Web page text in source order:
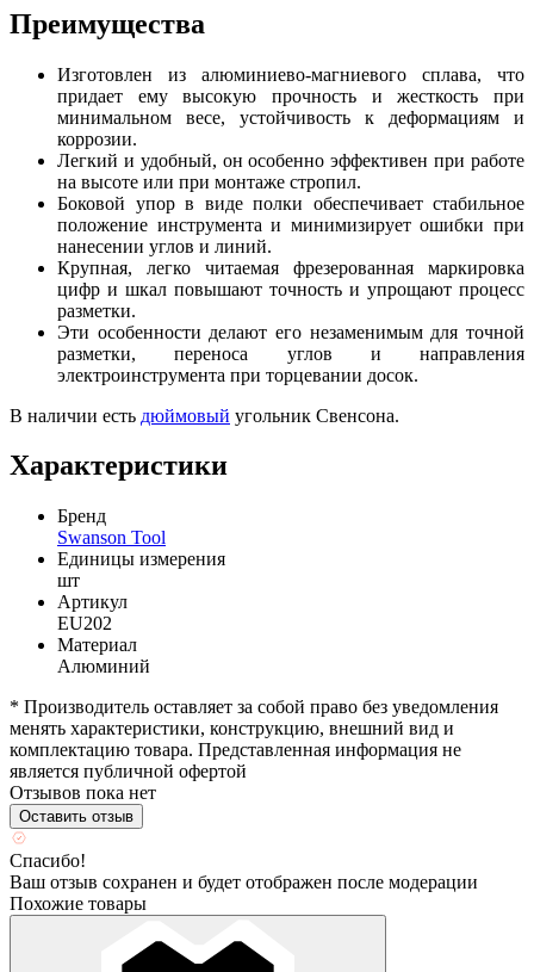
Преимущества
Изготовлен из алюминиево-магниевого сплава, что
придает ему высокую прочность и жесткость при
минимальном весе, устойчивость к деформациям и
коррозии.
Легкий и удобный, он особенно эффективен при работе
на высоте или при монтаже стропил.
Боковой упор в виде полки обеспечивает стабильное
положение инструмента и минимизирует ошибки при
нанесении углов и линий.
Крупная, легко читаемая фрезерованная маркировка
цифр и шкал повышают точность и упрощают процесс
разметки.
Эти особенности делают его незаменимым для точной
разметки, переноса углов и направления
электроинструмента при торцевании досок.
В наличии есть дюймовый угольник Свенсона.
Характеристики
Бренд
Swanson Tool
Единицы измерения
шт
Артикул
EU202
Материал
Алюминий
* Производитель оставляет за собой право без уведомления
менять характеристики, конструкцию, внешний вид и
комплектацию товара. Представленная информация не
является публичной офертой
Отзывов пока нет
Оставить отзыв
Спасибо!
Ваш отзыв сохранен и будет отображен после модерации
Похожие товары